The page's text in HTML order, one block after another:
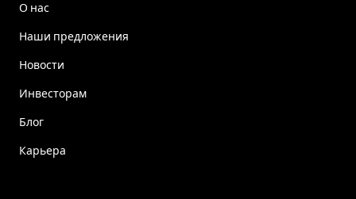
О нас
Наши предложения
Новости
Инвесторам
Блог
Карьера